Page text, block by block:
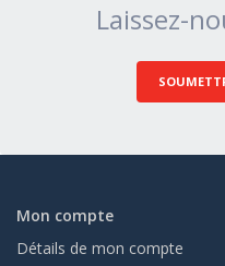
Laissez-
Mon compte
Détails de mon compte